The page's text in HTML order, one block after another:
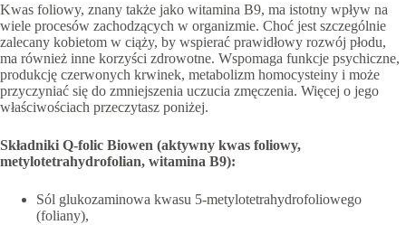
Kwas foliowy, znany także jako witamina B9, ma istotny wpływ na
wiele procesów zachodzących w organizmie. Choć jest szczególnie
zalecany kobietom w ciąży, by wspierać prawidłowy rozwój płodu,
ma również inne korzyści zdrowotne. Wspomaga funkcje psychiczne,
produkcję czerwonych krwinek, metabolizm homocysteiny i może
przyczyniać się do zmniejszenia uczucia zmęczenia. Więcej o jego
właściwościach przeczytasz poniżej.
Składniki Q-folic Biowen (aktywny kwas foliowy,
metylotetrahydrofolian, witamina B9):
Sól glukozaminowa kwasu 5-metylotetrahydrofoliowego
(foliany),